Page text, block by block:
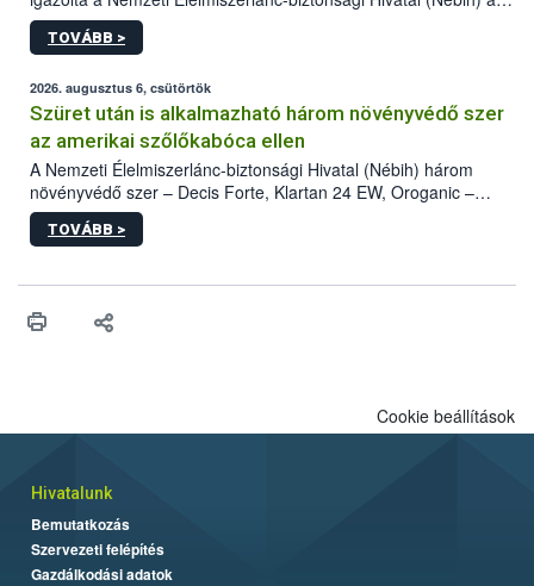
kőrisrontó karcsúdíszbogár (Agrilus planipennis) jelenlétét. A
kártevőt nem csak színcsapdában találták meg, de már fertőzött
az intenzív felderítést, emellett az intézkedéseket a szlovák
hatósággal is összehangolják a terjedés megállítása érdekében.
TOVÁBB >
2026. augusztus 6, csütörtök
Szüret után is alkalmazható három növényvédő szer
az amerikai szőlőkabóca ellen
A Nemzeti Élelmiszerlánc-biztonsági Hivatal (Nébih) három
növényvédő szer – Decis Forte, Klartan 24 EW, Oroganic –
engedélyokiratát módosította, így azok a szüretet követően,
egészen a vesszőérettség (BBCH 91) stádiumáig
érésű szőlőkben is legyen lehetőség a károsító elleni további
felhasználók számára is elérhető és ökológiai termesztésben is
TOVÁBB >
Cookie beállítások
Hivatalunk
Bemutatkozás
Szervezeti felépítés
Gazdálkodási adatok